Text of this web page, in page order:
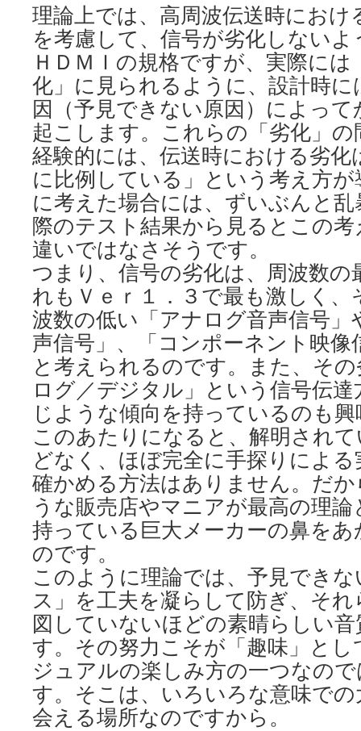
理論上では、高周波伝送時におけ
を考慮して、信号が劣化しない
ＨＤＭＩの規格ですが、実際に
化」に見られるように、設計時
因（予見できない原因）によっ
起こします。これらの「劣化」
経験的には、伝送時における劣化
に比例している」という考え方
に考えた場合には、ずいぶんと
際のテスト結果から見るとこの
違いではなさそうです。
つまり、信号の劣化は、周波数の
れもＶｅｒ１．３で最も激しく
波数の低い「アナログ音声信号
声信号」、「コンポーネント映
と考えられるのです。また、そ
ログ／デジタル」という信号伝
じような傾向を持っているのも
このあたりになると、解明され
どなく、ほぼ完全に手探りによ
確かめる方法はありません。だ
うな販売店やマニアが最高の理
持っている巨大メーカーの鼻を
のです。
このように理論では、予見でき
ス」を工夫を凝らして防ぎ、そ
図していないほどの素晴らしい
す。その努力こそが「趣味」と
ジュアルの楽しみ方の一つなの
す。そこは、いろいろな意味で
会える場所なのですから。